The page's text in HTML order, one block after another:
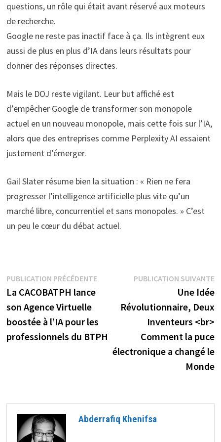
questions, un rôle qui était avant réservé aux moteurs
de recherche.
Google ne reste pas inactif face à ça. Ils intègrent eux
aussi de plus en plus d’IA dans leurs résultats pour
donner des réponses directes.
Mais le DOJ reste vigilant. Leur but affiché est
d’empêcher Google de transformer son monopole
actuel en un nouveau monopole, mais cette fois sur l’IA,
alors que des entreprises comme Perplexity AI essaient
justement d’émerger.
Gail Slater résume bien la situation : « Rien ne fera
progresser l’intelligence artificielle plus vite qu’un
marché libre, concurrentiel et sans monopoles. » C’est
un peu le cœur du débat actuel.
Navigation
de
l’article
PUBLICATION PRÉCÉDENTEPublication
La CACOBATPH lance
son Agence Virtuelle
boostée à l’IA pour les
professionnels du BTPH
PUBLICATION SUIVANTE
Une Idée
Révolutionnaire, Deux
Inventeurs <br>
Comment la puce
électronique a changé le
Monde
Abderrafiq Khenifsa